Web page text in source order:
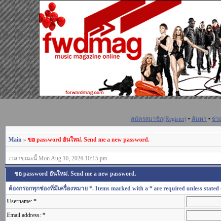
สมัครสมาชิก(Register) • ค้นหา • ช่ว
Main » ขอ password อันใหม่. Send me a new password.
เวลาขณะนี้ Mon Aug 10, 2026 10:15 pm
ขอ password อันใหม่. Send me a new password.
ต้องกรอกทุกช่องที่มีเครื่องหมาย *. Items marked with a * are required unless stated
Username: *
Email address: *